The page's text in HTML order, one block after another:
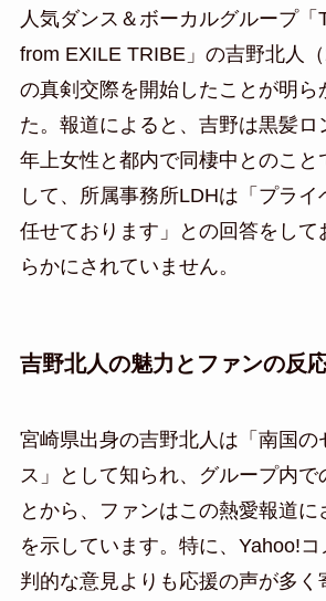
人気ダンス＆ボーカルグループ「
from EXILE TRIBE」の吉野北人
の真剣交際を開始したことが明ら
た。報道によると、吉野は黒髪ロ
年上女性と都内で同棲中とのこと
して、所属事務所LDHは「プライ
任せております」との回答をして
らかにされていません。
吉野北人の魅力とファンの反
宮崎県出身の吉野北人は「南国の
ス」として知られ、グループ内で
とから、ファンはこの熱愛報道
を示しています。特に、Yahoo!
判的な意見よりも応援の声が多く